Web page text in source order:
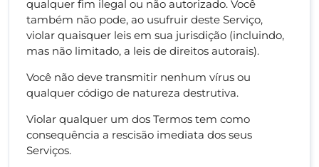
qualquer fim ilegal ou não autorizado. Você
também não pode, ao usufruir deste Serviço,
violar quaisquer leis em sua jurisdição (incluindo,
mas não limitado, a leis de direitos autorais).
Você não deve transmitir nenhum vírus ou
qualquer código de natureza destrutiva.
Violar qualquer um dos Termos tem como
consequência a rescisão imediata dos seus
Serviços.